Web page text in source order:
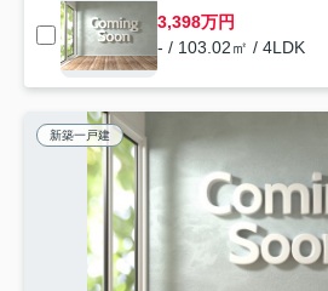
3,398万円
- / 103.02㎡ / 4LDK
新築一戸建